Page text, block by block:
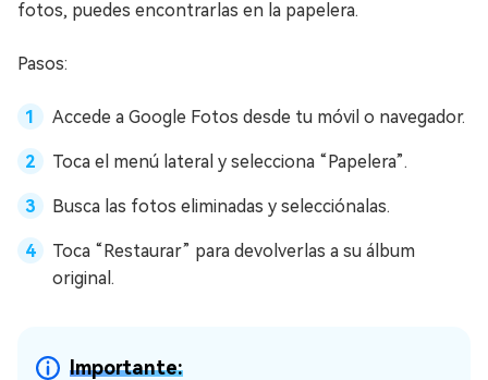
fotos, puedes encontrarlas en la papelera.
Pasos:
Accede a Google Fotos desde tu móvil o navegador.
Toca el menú lateral y selecciona “Papelera”.
Busca las fotos eliminadas y selecciónalas.
Toca “Restaurar” para devolverlas a su álbum
original.
Importante: